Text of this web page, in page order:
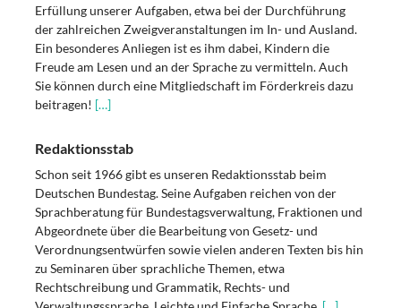
Erfüllung unserer Aufgaben, etwa bei der Durchführung
der zahlreichen Zweigveranstaltungen im In- und Ausland.
Ein besonderes Anliegen ist es ihm dabei, Kindern die
Freude am Lesen und an der Sprache zu vermitteln. Auch
Sie können durch eine Mitgliedschaft im Förderkreis dazu
beitragen! […]
Redaktionsstab
Schon seit 1966 gibt es unseren Redaktionsstab beim
Deutschen Bundestag. Seine Aufgaben reichen von der
Sprachberatung für Bundestagsverwaltung, Fraktionen und
Abgeordnete über die Bearbeitung von Gesetz- und
Verordnungsentwürfen sowie vielen anderen Texten bis hin
zu Seminaren über sprachliche Themen, etwa
Rechtschreibung und Grammatik, Rechts- und